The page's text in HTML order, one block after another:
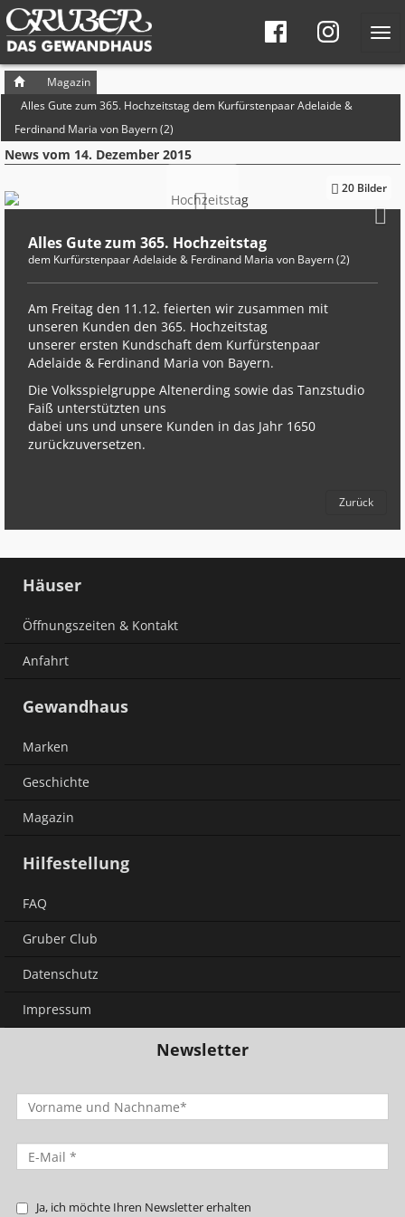
Seitennavigation
Brotkrumen-
Navigation
Magazin
Alles Gute zum 365. Hochzeitstag dem Kurfürstenpaar Adelaide &
Ferdinand Maria von Bayern (2)
News vom 14. Dezember 2015
20 Bilder
Alles Gute zum 365. Hochzeitstag
dem Kurfürstenpaar Adelaide & Ferdinand Maria von Bayern (2)
Am Freitag den 11.12. feierten wir zusammen mit
unseren Kunden den 365. Hochzeitstag
unserer ersten Kundschaft dem Kurfürstenpaar
Adelaide & Ferdinand Maria von Bayern.
Die Volksspielgruppe Altenerding sowie das Tanzstudio
Faiß unterstützten uns
dabei uns und unsere Kunden in das Jahr 1650
zurückzuversetzen.
Zurück
Häuser
Öffnungszeiten & Kontakt
Anfahrt
Gewandhaus
Marken
Geschichte
Magazin
Hilfestellung
FAQ
Gruber Club
Datenschutz
Impressum
Newsletter
Ja, ich möchte Ihren Newsletter erhalten